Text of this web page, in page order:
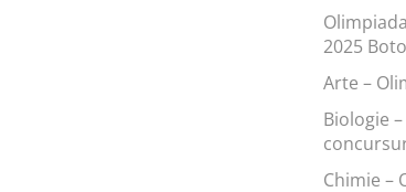
2025
Arte –
Biologie
Chimie –